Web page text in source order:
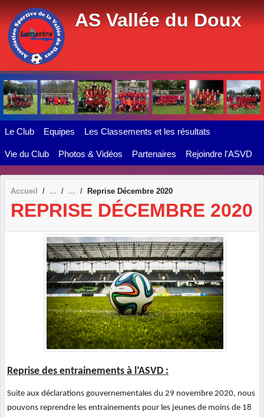
AS Vallée du Doux
Le Club Equipes Les Classements et les résultats
Vie du Club Photos & Vidéos Partenaires Rejoindre l'ASVD
Accueil Reprise Décembre 2020
REPRISE DÉCEMBRE 2020
Reprise des entrainements à l’ASVD :
Suite aux déclarations gouvernementales du 29 novembre 2020, nous
pouvons reprendre les entrainements pour les jeunes de moins de 18
Panneau de gestion des cookies